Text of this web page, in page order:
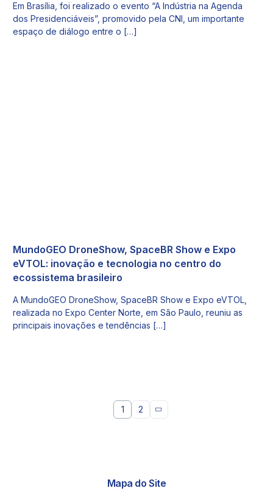
Em Brasília, foi realizado o evento “A Indústria na Agenda
dos Presidenciáveis”, promovido pela CNI, um importante
espaço de diálogo entre o […]
MundoGEO DroneShow, SpaceBR Show e Expo
eVTOL: inovação e tecnologia no centro do
ecossistema brasileiro
A MundoGEO DroneShow, SpaceBR Show e Expo eVTOL,
realizada no Expo Center Norte, em São Paulo, reuniu as
principais inovações e tendências […]
1 2
Mapa do Site